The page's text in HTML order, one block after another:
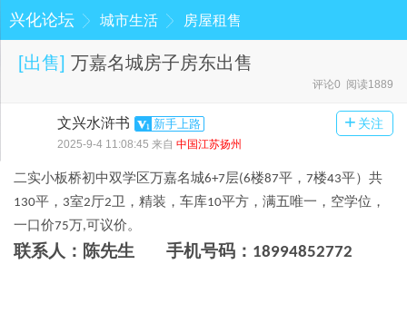
兴化论坛 城市生活 房屋租售
[出售] 万嘉名城房子房东出售
评论0 阅读1889
文兴水浒书 新手上路
2025-9-4 11:08:45 来自 中国江苏扬州
+ 关注
二实小板桥初中双学区万嘉名城6+7 层(6楼87平， 7楼43平）共
130平， 3室2厅2卫，精装，车库10平方，满五唯一，空学位，
一口价75万,可议价。
联系人：陈先生 手机号码： 18994852772